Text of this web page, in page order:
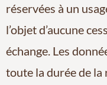
réservées à un
l’objet d’aucune
échange. Les
toute la durée de la